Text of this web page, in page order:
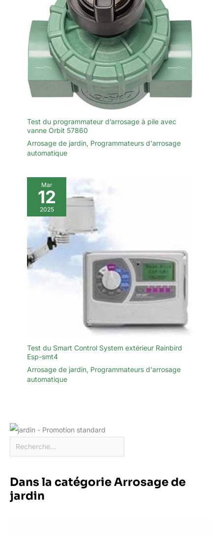
Test du programmateur d’arrosage à pile avec
vanne Orbit 57860
Arrosage de jardin, Programmateurs d'arrosage
automatique
Mar
12
2025
Test du Smart Control System extérieur Rainbird
Esp-smt4
Arrosage de jardin, Programmateurs d'arrosage
automatique
Dans la catégorie Arrosage de
jardin